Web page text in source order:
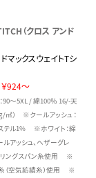
（クロス アンド
マックスウェイトTシ
￥924～
90～5XL / 綿100％ 16/-天
㎡） ※クールアッシュ：
テル1% ※ホワイト：綿
ッシュ、ヘザーグレ
リングスパン糸使用 ※
（空気紡績糸）使用 ※